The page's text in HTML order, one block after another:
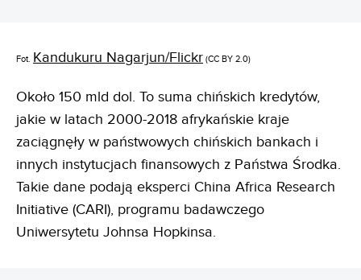
Fot. Kandukuru Nagarjun/Flickr (CC BY 2.0)
Około 150 mld dol. To suma chińskich kredytów,
jakie w latach 2000-2018 afrykańskie kraje
zaciągnęły w państwowych chińskich bankach i
innych instytucjach finansowych z Państwa Środka.
Takie dane podają eksperci China Africa Research
Initiative (CARI), programu badawczego
Uniwersytetu Johnsa Hopkinsa.